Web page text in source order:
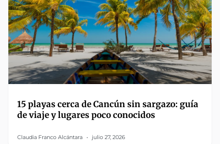
15 playas cerca de Cancún sin sargazo: guía
de viaje y lugares poco conocidos
Claudia Franco Alcántara julio 27, 2026